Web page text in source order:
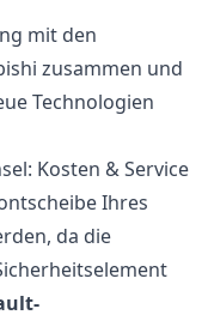
mit den
zusammen und
Technologien
Kosten & Service
Ihres
da die